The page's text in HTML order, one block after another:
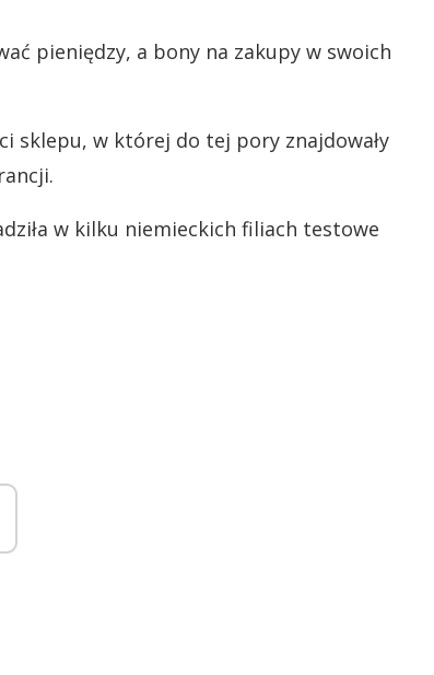
pieniędzy, a bony na zakupy w swoich
sklepu, w której do tej pory znajdowały
w kilku niemieckich filiach testowe